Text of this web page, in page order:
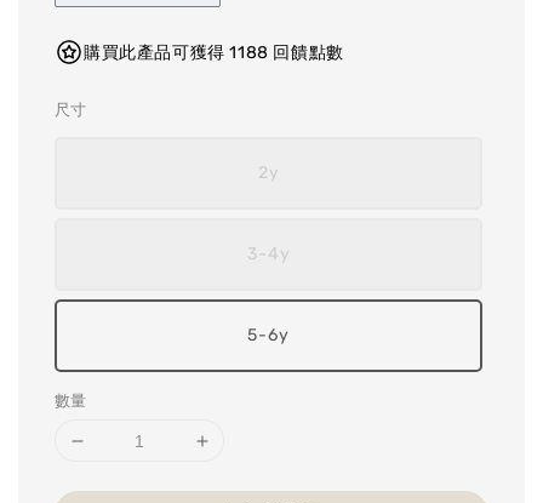
購買此產品可獲得 1188 回饋點數
尺寸
2y
3-4y
5-6y
數量